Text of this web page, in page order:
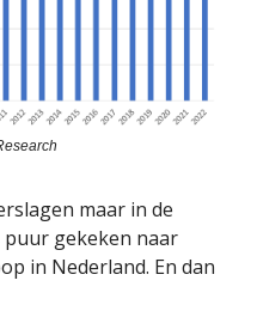
maar in de
puur gekeken naar
in Nederland. En dan